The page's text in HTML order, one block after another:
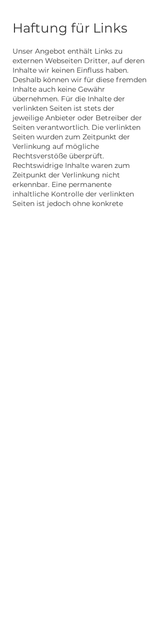
Haftung für Links
Unser Angebot enthält Links zu
externen Webseiten Dritter, auf deren
Inhalte wir keinen Einfluss haben.
Deshalb können wir für diese fremden
Inhalte auch keine Gewähr
übernehmen. Für die Inhalte der
verlinkten Seiten ist stets der
jeweilige Anbieter oder Betreiber der
Seiten verantwortlich. Die verlinkten
Seiten wurden zum Zeitpunkt der
Verlinkung auf mögliche
Rechtsverstöße überprüft.
Rechtswidrige Inhalte waren zum
Zeitpunkt der Verlinkung nicht
erkennbar. Eine permanente
inhaltliche Kontrolle der verlinkten
Seiten ist jedoch ohne konkrete